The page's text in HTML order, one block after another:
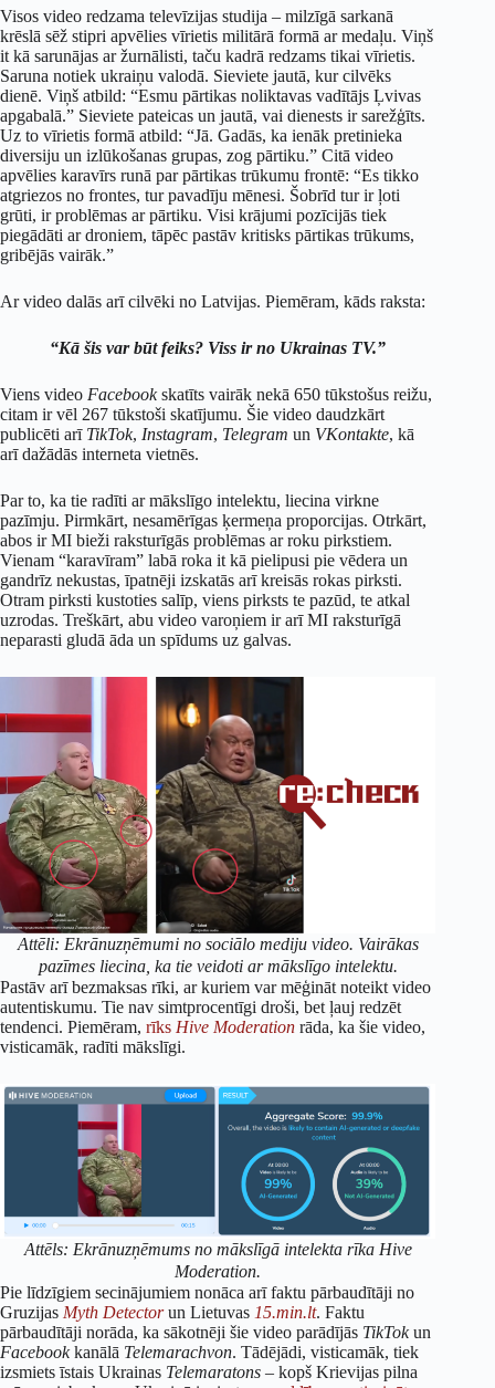
Visos video redzama televīzijas studija – milzīgā sarkanā
krēslā sēž stipri apvēlies vīrietis militārā formā ar medaļu. Viņš
it kā sarunājas ar žurnālisti, taču kadrā redzams tikai vīrietis.
Saruna notiek ukraiņu valodā. Sieviete jautā, kur cilvēks
dienē. Viņš atbild: “Esmu pārtikas noliktavas vadītājs Ļvivas
apgabalā.” Sieviete pateicas un jautā, vai dienests ir sarežģīts.
Uz to vīrietis formā atbild: “Jā. Gadās, ka ienāk pretinieka
diversiju un izlūkošanas grupas, zog pārtiku.” Citā video
apvēlies karavīrs runā par pārtikas trūkumu frontē: “Es tikko
atgriezos no frontes, tur pavadīju mēnesi. Šobrīd tur ir ļoti
grūti, ir problēmas ar pārtiku. Visi krājumi pozīcijās tiek
piegādāti ar droniem, tāpēc pastāv kritisks pārtikas trūkums,
gribējās vairāk.”
Ar video dalās arī cilvēki no Latvijas. Piemēram, kāds raksta:
“Kā šis var būt feiks? Viss ir no Ukrainas TV.”
Viens video Facebookskatīts vairāk nekā 650 tūkstošus reižu,
citam ir vēl 267 tūkstoši skatījumu. Šie video daudzkārt
publicēti arī TikTok, Instagram, Telegram un VKontakte, kā
arī dažādās interneta vietnēs.
Par to, ka tie radīti ar mākslīgo intelektu, liecina virkne
pazīmju. Pirmkārt, nesamērīgas ķermeņa proporcijas. Otrkārt,
abos ir MI bieži raksturīgās problēmas ar roku pirkstiem.
Vienam “karavīram” labā roka it kā pielipusi pie vēdera un
gandrīz nekustas, īpatnēji izskatās arī kreisās rokas pirksti.
Otram pirksti kustoties salīp, viens pirksts te pazūd, te atkal
uzrodas. Treškārt, abu video varoņiem ir arī MI raksturīgā
neparasti gludā āda un spīdums uz galvas.
Attēli: Ekrānuzņēmumi no sociālo mediju video. Vairākas
pazīmes liecina, ka tie veidoti ar mākslīgo intelektu.
Pastāv arī bezmaksas rīki, ar kuriem var mēģināt noteikt video
autentiskumu. Tie nav simtprocentīgi droši, bet ļauj redzēt
tendenci. Piemēram, rīks Hive Moderation rāda, ka šie video,
visticamāk, radīti mākslīgi.
Attēls: Ekrānuzņēmums no mākslīgā intelekta rīka Hive
Moderation.
Pie līdzīgiem secinājumiem nonāca arī faktu pārbaudītāji no
Gruzijas Myth Detectorun Lietuvas 15.min.lt. Faktu
pārbaudītāji norāda, ka sākotnēji šie video parādījās TikTokun
Facebookkanālā Telemarachvon. Tādējādi, visticamāk, tiek
izsmiets īstais Ukrainas Telemaratons – kopš Krievijas pilna